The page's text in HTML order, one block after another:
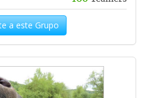
a este Grupo